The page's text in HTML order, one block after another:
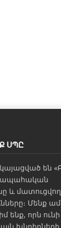
ՍՊԸ
են
և մատուցվող
Մենք
ենք, որն
խնդիրների